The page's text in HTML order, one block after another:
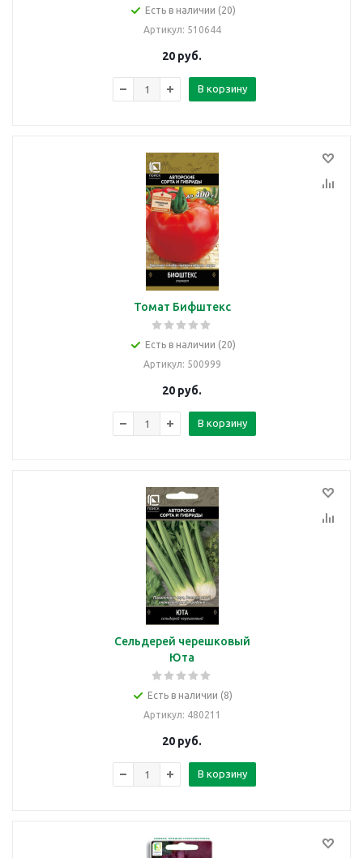
Есть в наличии (20)
Артикул: 510644
20 руб.
В корзину
Томат Бифштекс
Есть в наличии (20)
Артикул: 500999
20 руб.
В корзину
Сельдерей черешковый
Юта
Есть в наличии (8)
Артикул: 480211
20 руб.
В корзину